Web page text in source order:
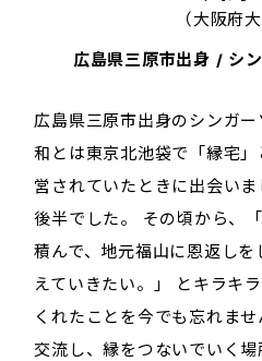
（大阪府
広島県三原市出身 / シ
広島県三原市出身のシンガ
和とは東京北池袋で「縁宅
営されていたときに出会い
後半でした。 その頃から、
積んで、地元福山に恩返し
えていきたい。」 とキラキ
くれたことを今でも忘れま
交流し、縁をつないでいく